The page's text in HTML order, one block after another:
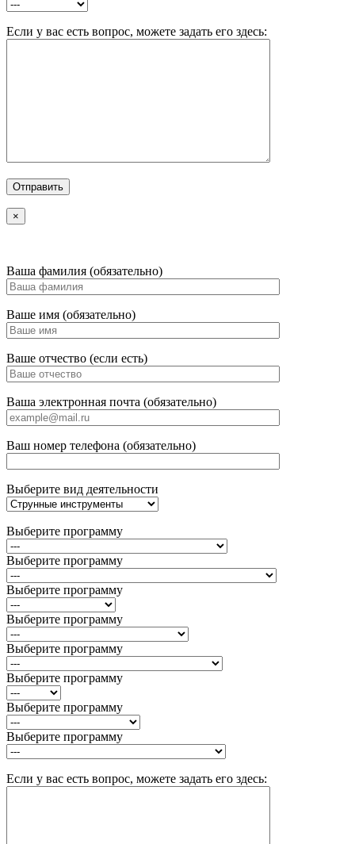
Если у вас есть вопрос, можете задать его здесь:
×
Ваша фамилия (обязательно)
Ваше имя (обязательно)
Ваше отчество (если есть)
Ваша электронная почта (обязательно)
Ваш номер телефона (обязательно)
Выберите вид деятельности
Выберите программу
Выберите программу
Выберите программу
Выберите программу
Выберите программу
Выберите программу
Выберите программу
Выберите программу
Если у вас есть вопрос, можете задать его здесь: